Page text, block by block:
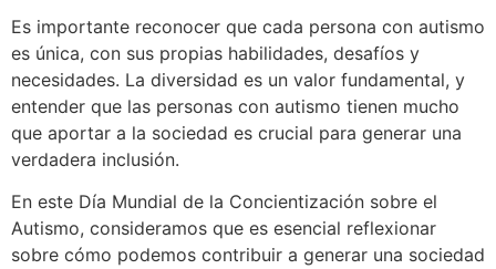
Es importante reconocer que cada persona con autismo
es única, con sus propias habilidades, desafíos y
necesidades. La diversidad es un valor fundamental, y
entender que las personas con autismo tienen mucho
que aportar a la sociedad es crucial para generar una
verdadera inclusión.
En este Día Mundial de la Concientización sobre el
Autismo, consideramos que es esencial reflexionar
sobre cómo podemos contribuir a generar una sociedad